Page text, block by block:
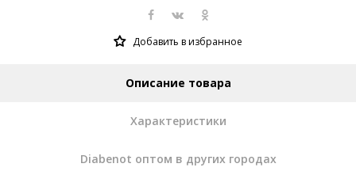
Добавить в избранное
Описание товара
Характеристики
Diabenot оптом в других городах